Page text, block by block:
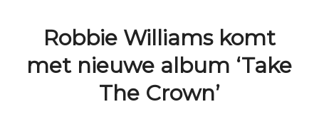
Robbie Williams komt
met nieuwe album ‘Take
The Crown’